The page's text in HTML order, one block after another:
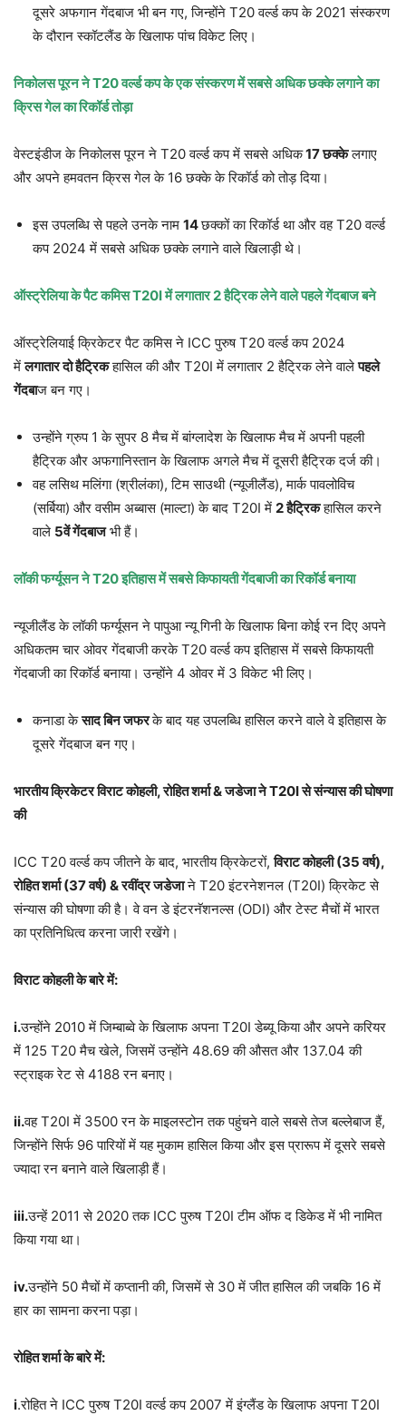
दूसरे अफगान गेंदबाज भी बन गए, जिन्होंने T20 वर्ल्ड कप के 2021 संस्करण
के दौरान स्कॉटलैंड के खिलाफ पांच विकेट लिए।
निकोलस पूरन नेT20वर्ल्ड कप के एक संस्करण में सबसे अधिक छक्के लगाने का
क्रिस गेल का रिकॉर्ड तोड़ा
वेस्टइंडीज के निकोलस पूरन ने T20 वर्ल्ड कप में सबसे अधिक17छक्केलगाए
और अपने हमवतन क्रिस गेल के 16 छक्के के रिकॉर्ड को तोड़ दिया।
इस उपलब्धि से पहले उनके नाम 14छक्कों का रिकॉर्ड था और वह T20 वर्ल्ड
कप 2024 में सबसे अधिक छक्के लगाने वाले खिलाड़ी थे।
ऑस्ट्रेलिया के पैट कमिसT20Iमें लगातार2हैट्रिक लेने वाले पहले गेंदबाज बने
ऑस्ट्रेलियाई क्रिकेटर पैट कमिस ने ICC पुरुष T20 वर्ल्ड कप 2024
मेंलगातार दो हैट्रिकहासिल की और T20I में लगातार 2 हैट्रिक लेने वालेपहले
गेंदबाज बन गए।
उन्होंने ग्रुप 1 के सुपर 8 मैच में बांग्लादेश के खिलाफ मैच में अपनी पहली
हैट्रिक और अफगानिस्तान के खिलाफ अगले मैच में दूसरी हैट्रिक दर्ज की।
वह लसिथ मलिंगा (श्रीलंका), टिम साउथी (न्यूजीलैंड), मार्क पावलोविच
(सर्बिया) और वसीम अब्बास (माल्टा) के बाद T20I में 2हैट्रिकहासिल करने
वाले 5वें गेंदबाजभी हैं।
लॉकी फर्ग्यूसन नेT20इतिहास में सबसे किफायती गेंदबाजी का रिकॉर्ड बनाया
न्यूजीलैंड के लॉकी फर्ग्यूसन ने पापुआ न्यू गिनी के खिलाफ बिना कोई रन दिए अपने
अधिकतम चार ओवर गेंदबाजी करके T20 वर्ल्ड कप इतिहास में सबसे किफायती
गेंदबाजी का रिकॉर्ड बनाया। उन्होंने 4 ओवर में 3 विकेट भी लिए।
कनाडा केसाद बिन जफरके बाद यह उपलब्धि हासिल करने वाले वे इतिहास के
दूसरे गेंदबाज बन गए।
भारतीय क्रिकेटर विराट कोहली,रोहित शर्मा&जडेजा नेT20Iसे संन्यास की घोषणा
की
ICC T20 वर्ल्ड कप जीतने के बाद, भारतीय क्रिकेटरों,विराट कोहली (35वर्ष),
रोहित शर्मा (37वर्ष) &रवींद्र जडेजाने T20 इंटरनेशनल (T20I) क्रिकेट से
संन्यास की घोषणा की है। वे वन डे इंटरनॅशनल्स (ODI) और टेस्ट मैचों में भारत
का प्रतिनिधित्व करना जारी रखेंगे।
विराट कोहली के बारे में:
i.उन्होंने 2010 में जिम्बाब्वे के खिलाफ अपना T20I डेब्यू किया और अपने करियर
में 125 T20 मैच खेले, जिसमें उन्होंने 48.69 की औसत और 137.04 की
स्ट्राइक रेट से 4188 रन बनाए।
ii.वह T20I में 3500 रन के माइलस्टोन तक पहुंचने वाले सबसे तेज बल्लेबाज हैं,
जिन्होंने सिर्फ 96 पारियों में यह मुकाम हासिल किया और इस प्रारूप में दूसरे सबसे
ज्यादा रन बनाने वाले खिलाड़ी हैं।
iii.उन्हें 2011 से 2020 तक ICC पुरुष T20I टीम ऑफ द डिकेड में भी नामित
किया गया था।
iv.उन्होंने 50 मैचों में कप्तानी की, जिसमें से 30 में जीत हासिल की जबकि 16 में
हार का सामना करना पड़ा।
रोहित शर्मा के बारे में:
i.रोहित ने ICC पुरुष T20I वर्ल्ड कप 2007 में इंग्लैंड के खिलाफ अपना T20I